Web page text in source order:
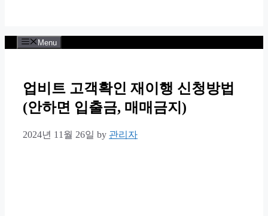
Menu
업비트 고객확인 재이행 신청방법
(안하면 입출금, 매매금지)
2024년 11월 26일 by 관리자